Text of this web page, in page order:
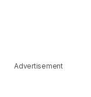
Advertisement